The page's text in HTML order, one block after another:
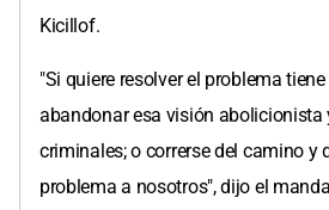
Kicillof.
"Si quiere resolver el problema
abandonar esa visión abolicionista
criminales; o correrse del camino y
problema a nosotros", dijo el